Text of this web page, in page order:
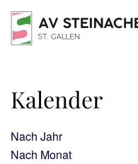
Skip to main content
Kalender
Nach Jahr
Nach Monat